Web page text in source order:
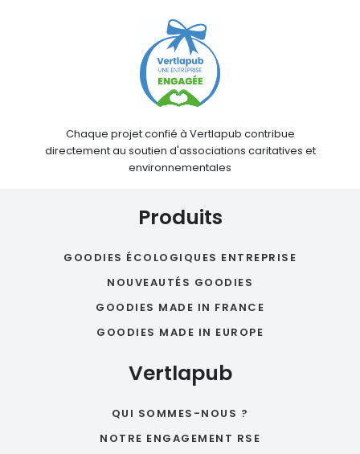
Chaque projet confié à Vertlapub contribue
directement au soutien d'associations caritatives et
environnementales
Produits
GOODIES ÉCOLOGIQUES ENTREPRISE
NOUVEAUTÉS GOODIES
GOODIES MADE IN FRANCE
GOODIES MADE IN EUROPE
Vertlapub
QUI SOMMES-NOUS ?
NOTRE ENGAGEMENT RSE